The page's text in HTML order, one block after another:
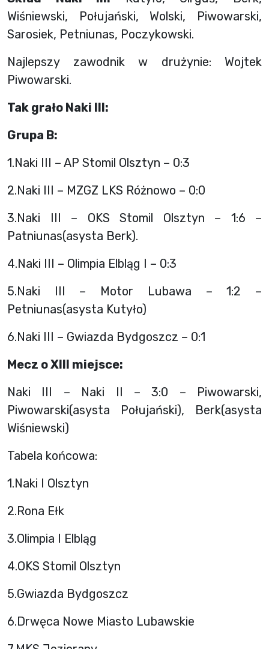
Wiśniewski, Połujański, Wolski, Piwowarski,
Sarosiek, Petniunas, Poczykowski.
Najlepszy zawodnik w drużynie: Wojtek
Piwowarski.
Tak grało Naki III:
Grupa B:
1.Naki III – AP Stomil Olsztyn – 0:3
2.Naki III – MZGZ LKS Różnowo – 0:0
3.Naki III – OKS Stomil Olsztyn – 1:6 –
Patniunas(asysta Berk).
4.Naki III – Olimpia Elbląg I – 0:3
5.Naki III – Motor Lubawa – 1:2 –
Petniunas(asysta Kutyło)
6.Naki III – Gwiazda Bydgoszcz – 0:1
Mecz o XIII miejsce:
Naki III – Naki II – 3:0 – Piwowarski,
Piwowarski(asysta Połujański), Berk(asysta
Wiśniewski)
Tabela końcowa:
1.Naki I Olsztyn
2.Rona Ełk
3.Olimpia I Elbląg
4.OKS Stomil Olsztyn
5.Gwiazda Bydgoszcz
6.Drwęca Nowe Miasto Lubawskie